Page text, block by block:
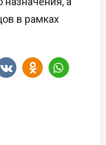
в рамках